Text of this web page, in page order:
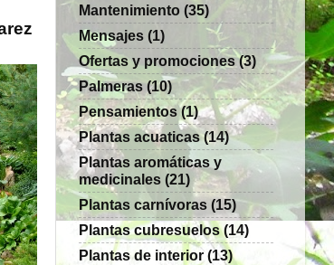
Mantenimiento (35)
Mensajes (1)
Ofertas y promociones (3)
Palmeras (10)
Pensamientos (1)
Plantas acuaticas (14)
Plantas aromáticas y
medicinales (21)
Plantas carnívoras (15)
Plantas cubresuelos (14)
Plantas de interior (13)